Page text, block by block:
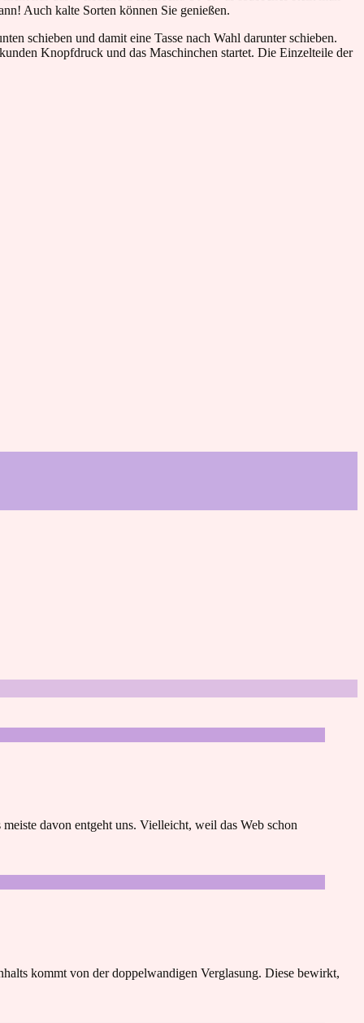
Auch kalte Sorten können Sie genießen.
schieben und damit eine Tasse nach Wahl darunter schieben.
Knopfdruck und das Maschinchen startet. Die Einzelteile der
davon entgeht uns. Vielleicht, weil das Web schon
kommt von der doppelwandigen Verglasung. Diese bewirkt,